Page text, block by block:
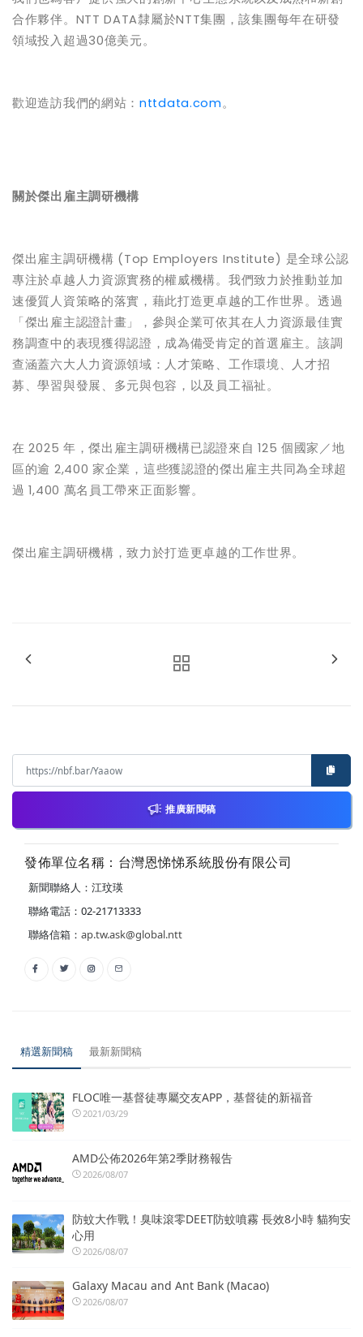
合作夥伴。 NTT DATA隸屬於NTT集團，該集團每年在研發
領域投入超過30億美元。
歡迎造訪我們的網站： nttdata.com。
關於傑出雇主調研機構
傑出雇主調研機構 (Top Employers Institute) 是全球公認
專注於卓越人力資源實務的權威機構。我們致力於推動並加
速優質人資策略的落實，藉此打造更卓越的工作世界。透過
「傑出雇主認證計畫」，參與企業可依其在人力資源最佳實
務調查中的表現獲得認證，成為備受肯定的首選雇主。該調
查涵蓋六大人力資源領域：人才策略、工作環境、人才招
募、學習與發展、多元與包容，以及員工福祉。
在 2025 年，傑出雇主調研機構已認證來自 125 個國家／地
區的逾 2,400家企業，這些獲認證的傑出雇主共同為全球超
過 1,400 萬名員工帶來正面影響。
傑出雇主調研機構，致力於打造更卓越的工作世界。
推廣新聞稿
發佈單位名稱：台灣恩悌悌系統股份有限公司
新聞聯絡人：江玟瑛
聯絡電話：02-21713333
聯絡信箱： ap.tw.ask@global.ntt
精選新聞稿 最新新聞稿
FLOC唯一基督徒專屬交友APP，基督徒的新福音
2021/03/29
AMD公佈2026年第2季財務報告
2026/08/07
防蚊大作戰！臭味滾零DEET防蚊噴霧 長效8小時 貓狗安
心用
2026/08/07
Galaxy Macau and Ant Bank (Macao)
2026/08/07